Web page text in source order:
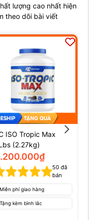
lượng cao nhất hiện
theo dõi bài viết
ISO Tropic Max
(2.27kg)
50 đã
bán
Miễn phí giao hàng
Tặng kèm bình lắc